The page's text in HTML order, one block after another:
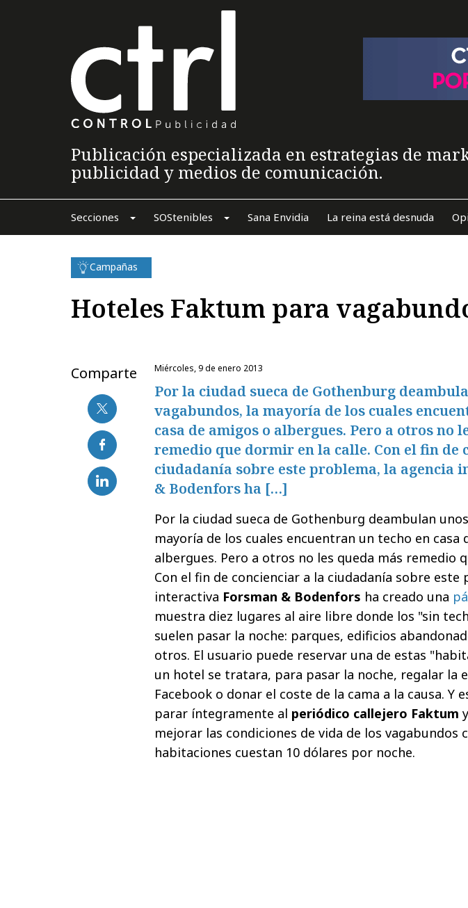
Publicación especializada en estrategias de
publicidad y medios de comunicación.
Secciones SOStenibles Sana Envidia La reina está desnuda
Campañas
Hoteles Faktum para
Comparte miércoles, 9 de enero 2013
Por la ciudad sueca de Gothenburg
vagabundos, la mayoría de los cuales
casa de amigos o albergues. Pero a otros no
remedio que dormir en la calle. Con el fin de
ciudadanía sobre este problema, la agencia
& Bodenfors ha […]
Por la ciudad sueca de Gothenburg deambulan
mayoría de los cuales encuentran un techo en casa
albergues. Pero a otros no les queda más remedio
Con el fin de concienciar a la ciudadanía sobre este
interactiva Forsman & Bodenfors ha creado una
muestra diez lugares al aire libre donde los "sin
suelen pasar la noche: parques, edificios
otros. El usuario puede reservar una de estas
un hotel se tratara, para pasar la noche, regalar la
Facebook o donar el coste de la cama a la causa. Y
parar íntegramente al periódico callejero Faktum
mejorar las condiciones de vida de los vagabundos
habitaciones cuestan 10 dólares por noche.